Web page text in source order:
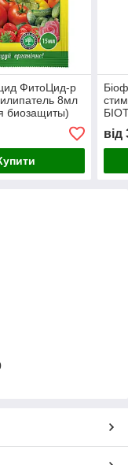
ФитоЦид-р
8мл
биозащиты)
від